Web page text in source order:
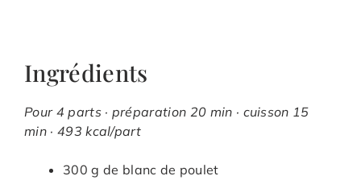
Ingrédients
Pour 4 parts · préparation 20 min · cuisson 15
min · 493 kcal/part
300 g de blanc de poulet